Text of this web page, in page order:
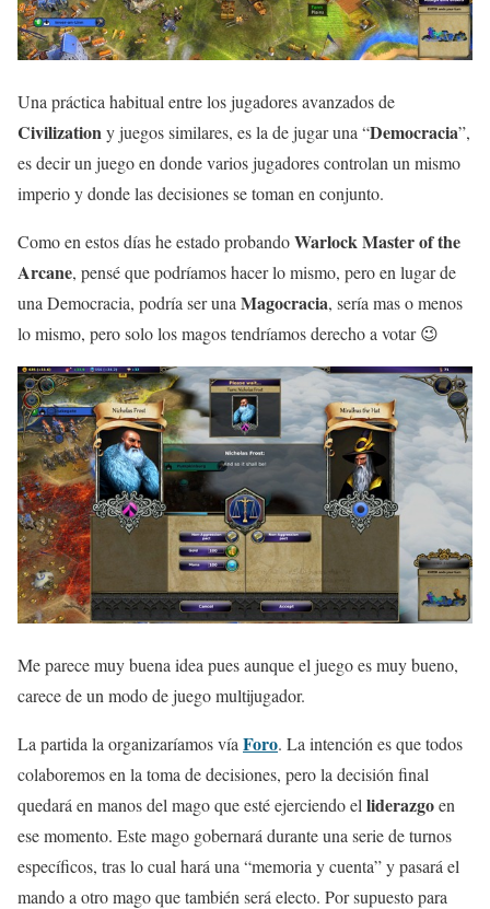
Una práctica habitual entre los jugadores avanzados de
Civilizationy juegos similares, es la de jugar una “Democracia”,
es decir un juego en donde varios jugadores controlan un mismo
imperio y donde las decisiones se toman en conjunto.
Como en estos días he estado probandoWarlock Master of the
Arcane, pensé que podríamos hacer lo mismo, pero en lugar de
una Democracia, podría ser unaMagocracia, sería mas o menos
lo mismo, pero solo los magos tendríamos derecho a votar 😉
Me parece muy buena idea pues aunque el juego es muy bueno,
carece de un modo de juego multijugador.
La partida la organizaríamos vía Foro. La intención es que todos
colaboremos en la toma de decisiones, pero la decisión final
quedará en manos del mago que esté ejerciendo el liderazgoen
ese momento. Este mago gobernará durante una serie de turnos
específicos, tras lo cual hará una “memoria y cuenta” y pasará el
mando a otro mago que también será electo. Por supuesto para